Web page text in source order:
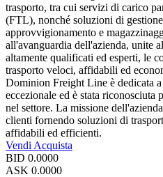
trasporto, tra cui servizi di carico
(FTL), nonché soluzioni di
approvvigionamento e
all'avanguardia dell'azienda, unite
altamente qualificati ed esperti, le
trasporto veloci, affidabili ed
Dominion Freight Line è dedicata
eccezionale ed è stata riconosciuta
nel settore. La missione
clienti fornendo soluzioni di
affidabili ed efficienti.
Vendi Acquista
BID 0.0000
ASK 0.0000